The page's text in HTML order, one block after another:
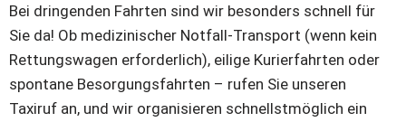
Bei dringenden Fahrten sind wir besonders schnell für
Sie da! Ob medizinischer Notfall-Transport (wenn kein
Rettungswagen erforderlich), eilige Kurierfahrten oder
spontane Besorgungsfahrten – rufen Sie unseren
Taxiruf an, und wir organisieren schnellstmöglich ein